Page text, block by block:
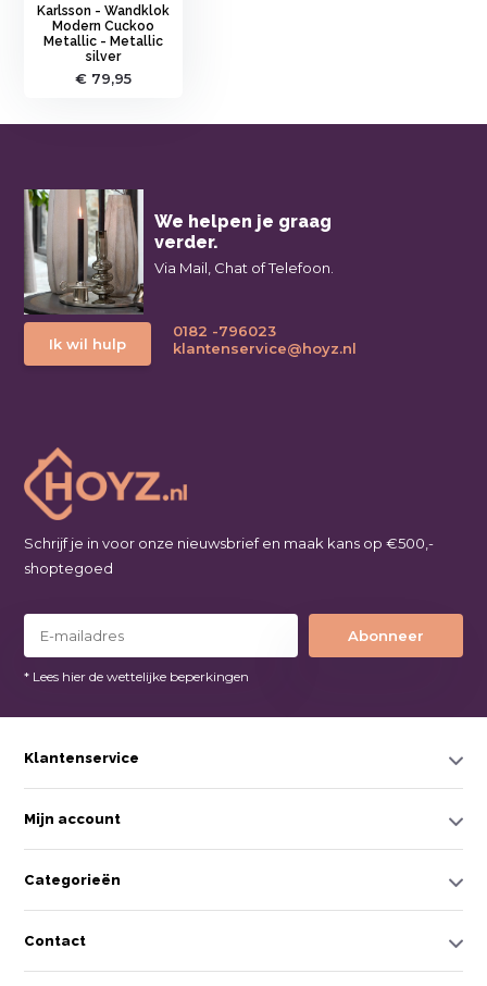
Karlsson - Wandklok
Modern Cuckoo
Metallic - Metallic
silver
€ 79,95
We helpen je graag
verder.
Via Mail, Chat of Telefoon.
Ik wil hulp
0182 -796023
klantenservice@hoyz.nl
Schrijf je in voor onze nieuwsbrief en maak kans op €500,-
shoptegoed
Abonneer
* Lees hier de wettelijke beperkingen
Klantenservice
Mijn account
Categorieën
Contact